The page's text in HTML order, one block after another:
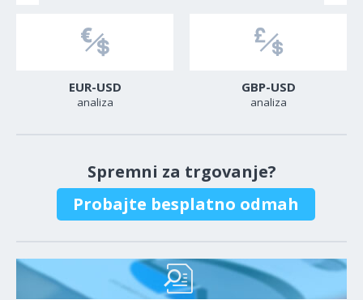
EUR-USD
analiza
GBP-USD
analiza
Spremni za trgovanje?
Probajte besplatno odmah